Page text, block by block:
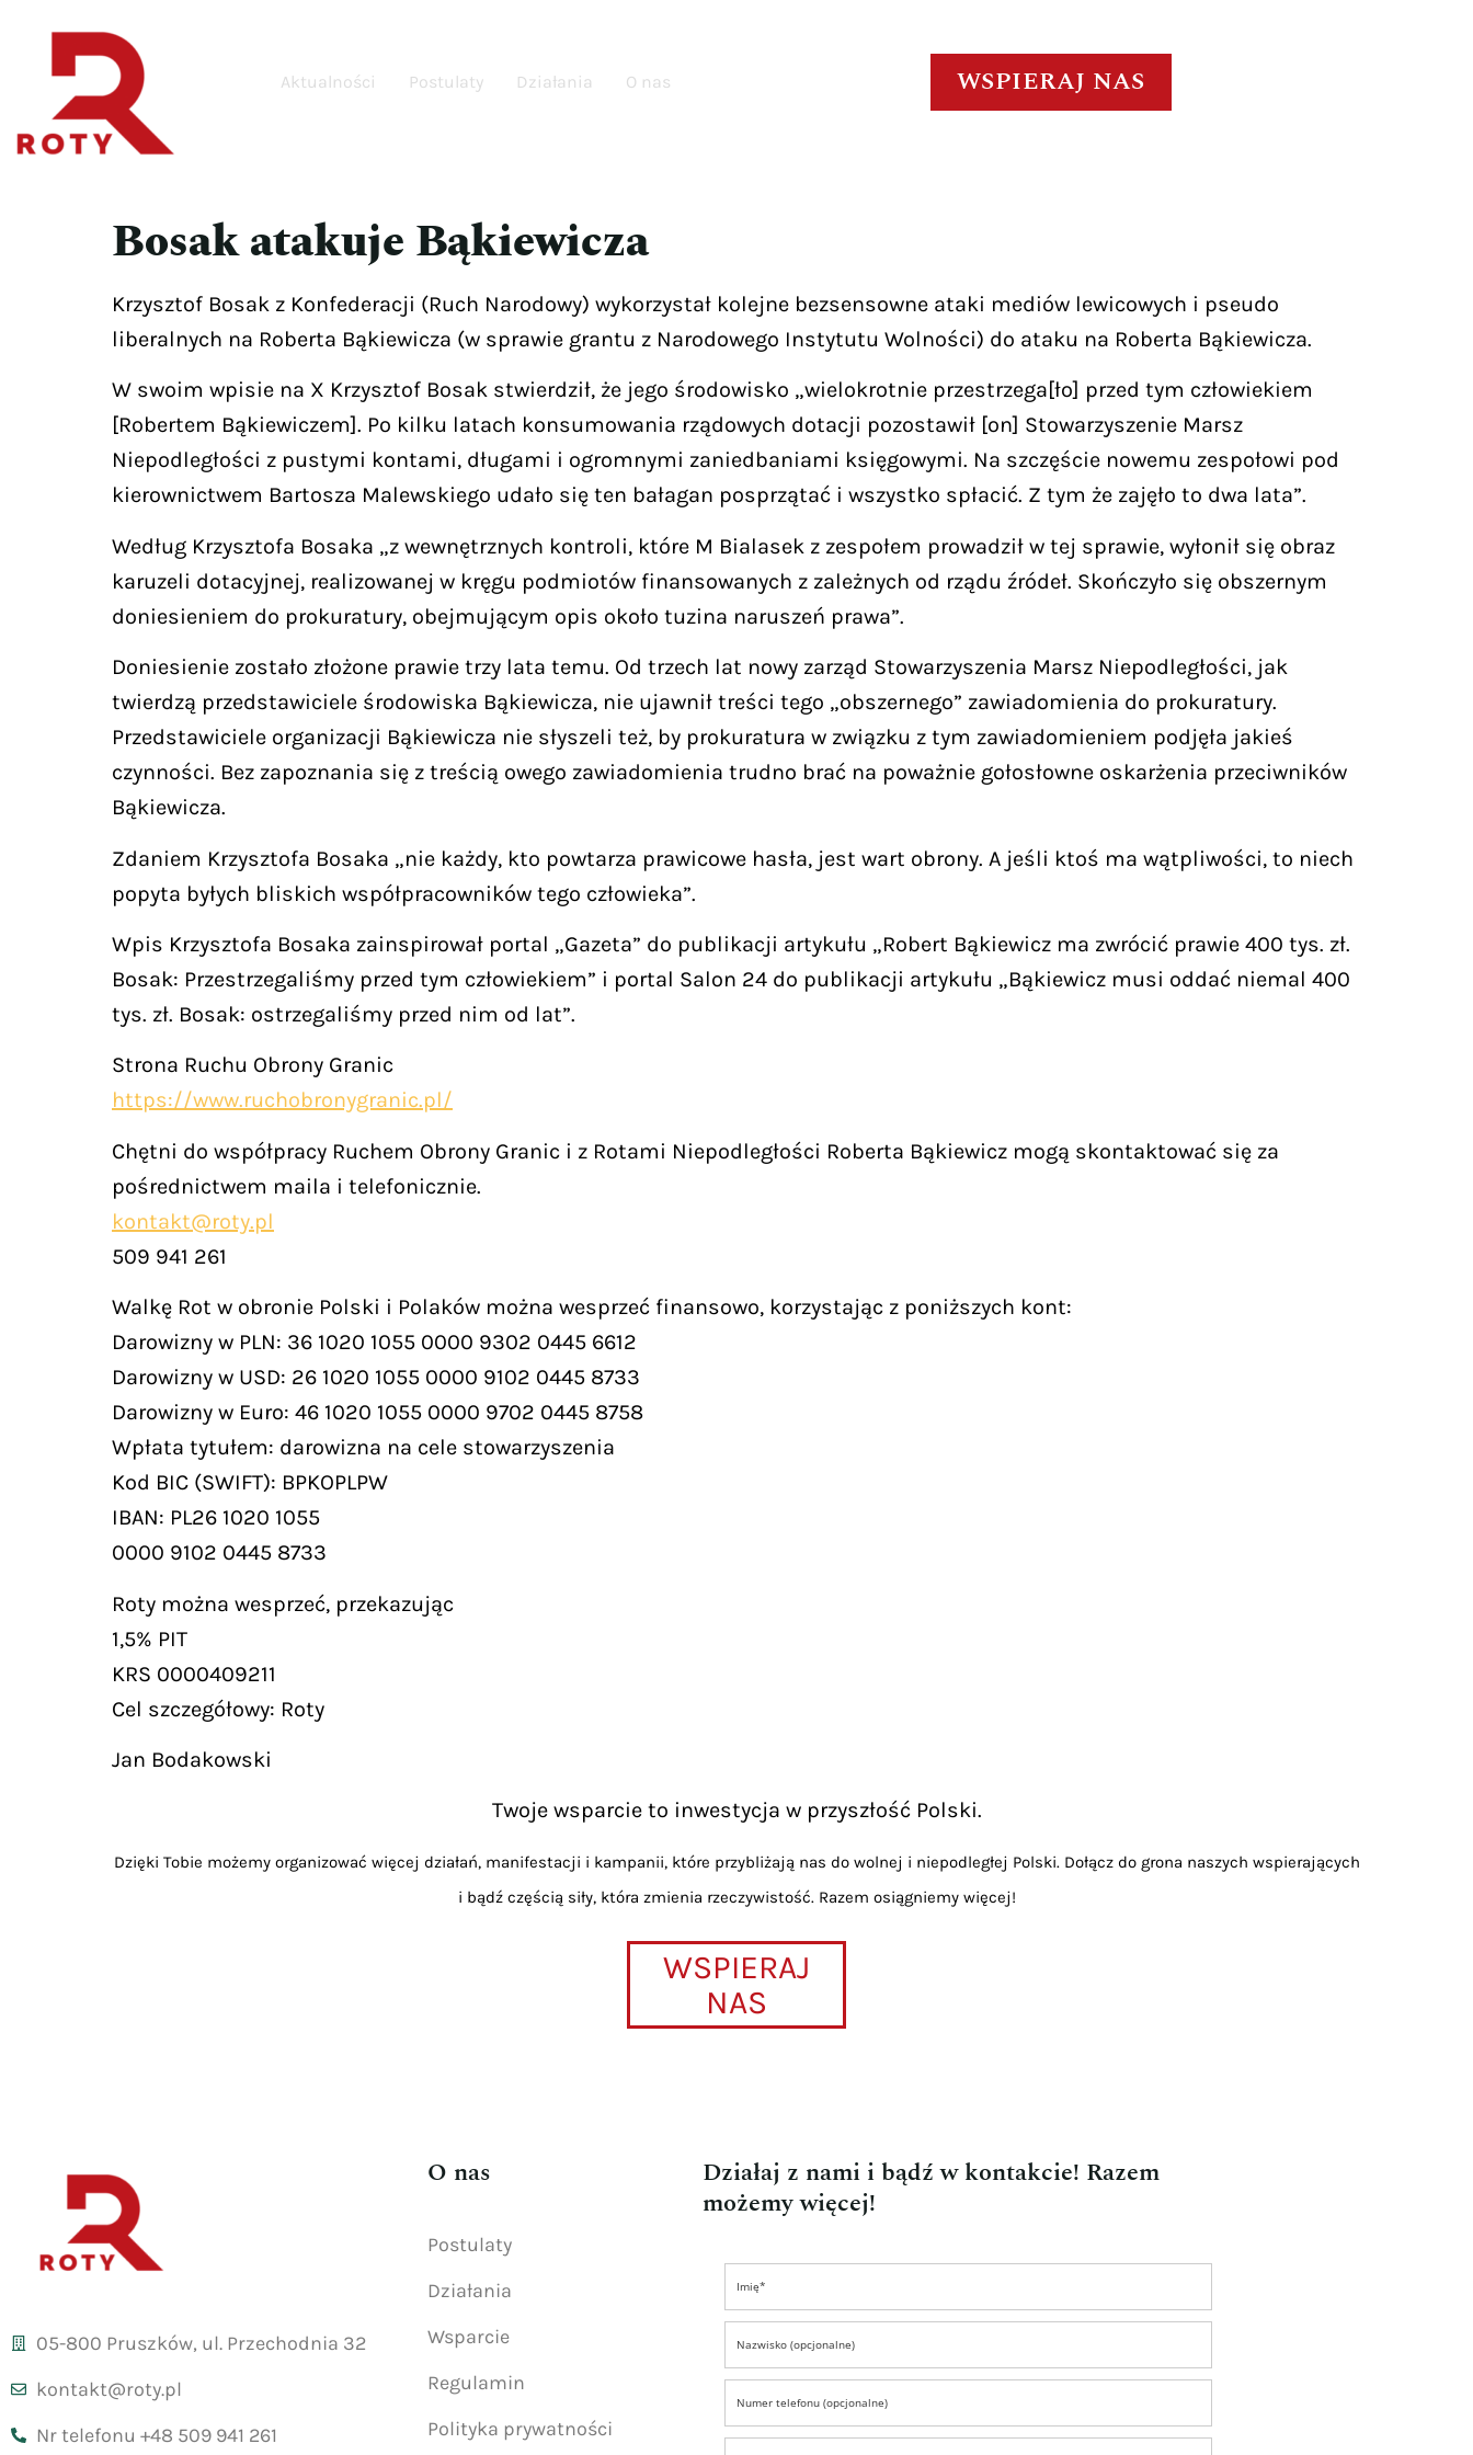
Aktualności Postulaty Działania O nas WSPIERAJ NAS
Bosak atakuje Bąkiewicza
Krzysztof Bosak z Konfederacji (Ruch Narodowy) wykorzystał kolejne bezsensowne ataki mediów lewicowych i pseudo
liberalnych na Roberta Bąkiewicza (w sprawie grantu z Narodowego Instytutu Wolności) do ataku na Roberta Bąkiewicza.
W swoim wpisie na X Krzysztof Bosak stwierdził, że jego środowisko „wielokrotnie przestrzega[ło] przed tym człowiekiem
[Robertem Bąkiewiczem]. Po kilku latach konsumowania rządowych dotacji pozostawił [on] Stowarzyszenie Marsz
Niepodległości z pustymi kontami, długami i ogromnymi zaniedbaniami księgowymi. Na szczęście nowemu zespołowi pod
kierownictwem Bartosza Malewskiego udało się ten bałagan posprzątać i wszystko spłacić. Z tym że zajęło to dwa lata”.
Według Krzysztofa Bosaka „z wewnętrznych kontroli, które M Bialasek z zespołem prowadził w tej sprawie, wyłonił się obraz
karuzeli dotacyjnej, realizowanej w kręgu podmiotów finansowanych z zależnych od rządu źródeł. Skończyło się obszernym
doniesieniem do prokuratury, obejmującym opis około tuzina naruszeń prawa”.
Doniesienie zostało złożone prawie trzy lata temu. Od trzech lat nowy zarząd Stowarzyszenia Marsz Niepodległości, jak
twierdzą przedstawiciele środowiska Bąkiewicza, nie ujawnił treści tego „obszernego” zawiadomienia do prokuratury.
Przedstawiciele organizacji Bąkiewicza nie słyszeli też, by prokuratura w związku z tym zawiadomieniem podjęła jakieś
czynności. Bez zapoznania się z treścią owego zawiadomienia trudno brać na poważnie gołosłowne oskarżenia przeciwników
Bąkiewicza.
Zdaniem Krzysztofa Bosaka „nie każdy, kto powtarza prawicowe hasła, jest wart obrony. A jeśli ktoś ma wątpliwości, to niech
popyta byłych bliskich współpracowników tego człowieka”.
Wpis Krzysztofa Bosaka zainspirował portal „Gazeta” do publikacji artykułu „Robert Bąkiewicz ma zwrócić prawie 400 tys. zł.
Bosak: Przestrzegaliśmy przed tym człowiekiem” i portal Salon 24 do publikacji artykułu „Bąkiewicz musi oddać niemal 400
tys. zł. Bosak: ostrzegaliśmy przed nim od lat”.
Strona Ruchu Obrony Granic
https://www.ruchobronygranic.pl/
Chętni do współpracy Ruchem Obrony Granic i z Rotami Niepodległości Roberta Bąkiewicz mogą skontaktować się za
pośrednictwem maila i telefonicznie.
kontakt@roty.pl
509 941 261
Walkę Rot w obronie Polski i Polaków można wesprzeć finansowo, korzystając z poniższych kont:
Darowizny w PLN: 36 1020 1055 0000 9302 0445 6612
Darowizny w USD: 26 1020 1055 0000 9102 0445 8733
Darowizny w Euro: 46 1020 1055 0000 9702 0445 8758
Wpłata tytułem: darowizna na cele stowarzyszenia
Kod BIC (SWIFT): BPKOPLPW
IBAN: PL26 1020 1055
0000 9102 0445 8733
Roty można wesprzeć, przekazując
1,5% PIT
KRS 0000409211
Cel szczegółowy: Roty
Jan Bodakowski
Twoje wsparcie to inwestycja w przyszłość Polski.
Dzięki Tobie możemy organizować więcej działań, manifestacji i kampanii, które przybliżają nas do wolnej i niepodległej Polski. Dołącz do grona naszych wspierających
i bądź częścią siły, która zmienia rzeczywistość. Razem osiągniemy więcej!
WSPIERAJ
NAS
05-800 Pruszków, ul. Przechodnia 32
kontakt@roty.pl
Nr telefonu +48 509 941 261
O nas
Postulaty
Działania
Wsparcie
Regulamin
Polityka prywatności
Działaj z nami i bądź w kontakcie! Razem
możemy więcej!